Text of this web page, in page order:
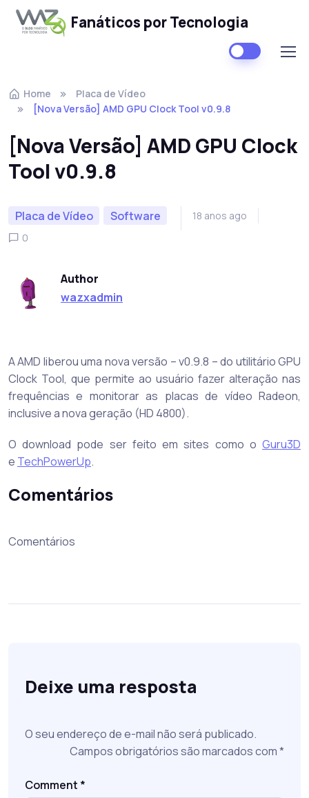
Fanáticos por Tecnologia
Home
Placa de Vídeo
[Nova Versão] AMD GPU Clock Tool v0.9.8
[Nova Versão] AMD GPU Clock
Tool v0.9.8
Placa de Vídeo Software
18 anos ago
0
Author
wazxadmin
A AMD liberou uma nova versão – v0.9.8 – do utilitário GPU
Clock Tool, que permite ao usuário fazer alteração nas
frequências e monitorar as placas de vídeo Radeon,
inclusive a nova geração (HD 4800).
O download pode ser feito em sites como o Guru3D
e TechPowerUp.
Comentários
Comentários
Deixe uma resposta
O seu endereço de e-mail não será publicado.
Campos obrigatórios são marcados com*
Comment *